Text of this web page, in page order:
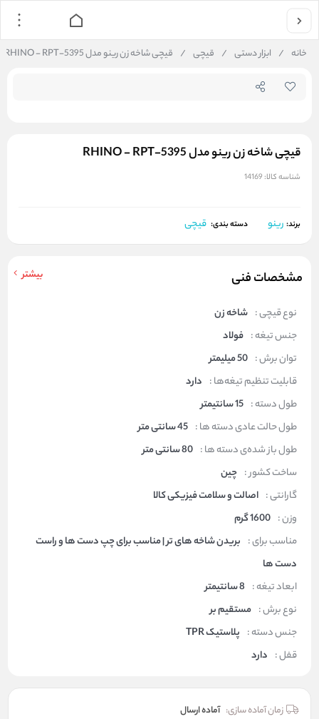
خانه / ابزار دستی / قیچی / قیچی شاخه زن رینو مدل RHINO - RPT-5395
قیچی شاخه زن رینو مدل RHINO - RPT-5395
شناسه کالا: 14169
برند: رینو دسته بندی: قیچی
مشخصات فنی بیشتر
نوع قیچی : شاخه زن
جنس تیغه : فولاد
توان برش : 50 میلیمتر
قابلیت تنظیم تیغه‌ها : دارد
طول دسته : 15 سانتیمتر
طول حالت عادی دسته ها : 45 سانتی متر
طول باز شده‌ی دسته ها : 80 سانتی متر
ساخت کشور : چین
گارانتی : اصالت و سلامت فیزیکی کالا
وزن : 1600 گرم
مناسب برای : بریدن شاخه های تر | مناسب برای چپ دست ها و راست
دست ها
ابعاد تیغه : 8 سانتی­متر
نوع برش : مستقیم بر
جنس دسته : پلاستیک TPR
قفل : دارد
زمان آماده سازی: آماده ارسال